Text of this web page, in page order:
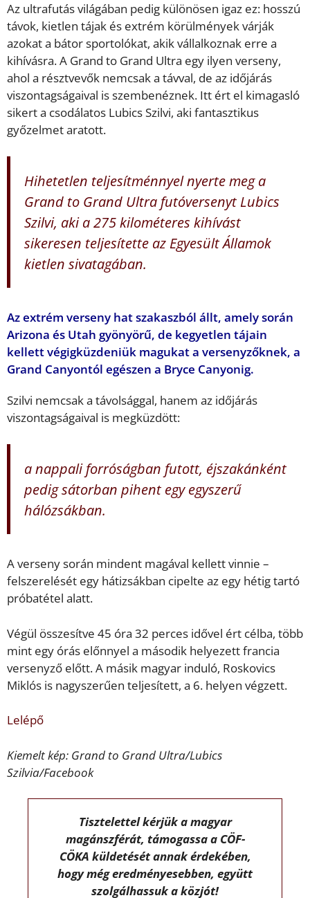
Az ultrafutás világában pedig különösen igaz ez: hosszú
távok, kietlen tájak és extrém körülmények várják
azokat a bátor sportolókat, akik vállalkoznak erre a
kihívásra. A Grand to Grand Ultra egy ilyen verseny,
ahol a résztvevők nemcsak a távval, de az időjárás
viszontagságaival is szembenéznek. Itt ért el kimagasló
sikert a csodálatos Lubics Szilvi, aki fantasztikus
győzelmet aratott.
Hihetetlen teljesítménnyel nyerte meg a
Grand to Grand Ultra futóversenyt Lubics
Szilvi, aki a 275 kilométeres kihívást
sikeresen teljesítette az Egyesült Államok
kietlen sivatagában.
Az extrém verseny hat szakaszból állt, amely során
Arizona és Utah gyönyörű, de kegyetlen tájain
kellett végigküzdeniük magukat a versenyzőknek, a
Grand Canyontól egészen a Bryce Canyonig.
Szilvi nemcsak a távolsággal, hanem az időjárás
viszontagságaival is megküzdött:
a nappali forróságban futott, éjszakánként
pedig sátorban pihent egy egyszerű
hálózsákban.
A verseny során mindent magával kellett vinnie –
felszerelését egy hátizsákban cipelte az egy hétig tartó
próbatétel alatt.
Végül összesítve 45 óra 32 perces idővel ért célba, több
mint egy órás előnnyel a második helyezett francia
versenyző előtt. A másik magyar induló, Roskovics
Miklós is nagyszerűen teljesített, a 6. helyen végzett.
Lelépő
Kiemelt kép: Grand to Grand Ultra/Lubics
Szilvia/Facebook
Tisztelettel kérjük a magyar
magánszférát, támogassa a CÖF-
CÖKA küldetését annak érdekében,
hogy még eredményesebben, együtt
szolgálhassuk a közjót!